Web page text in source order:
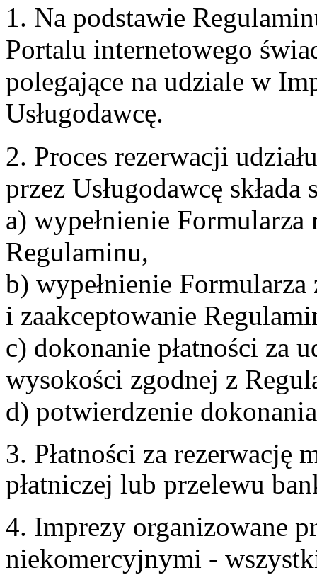
1. Na podstawie
Portalu internetowego
polegające na udziale w
Usługodawcę.
2. Proces rezerwacji
przez Usługodawcę
a) wypełnienie
Regulaminu,
b) wypełnienie Formularza
i zaakceptowanie
c) dokonanie płatności za
wysokości zgodnej z
d) potwierdzenie
3. Płatności za rezerwację
płatniczej lub przelewu
4. Imprezy organizowane
niekomercyjnymi -